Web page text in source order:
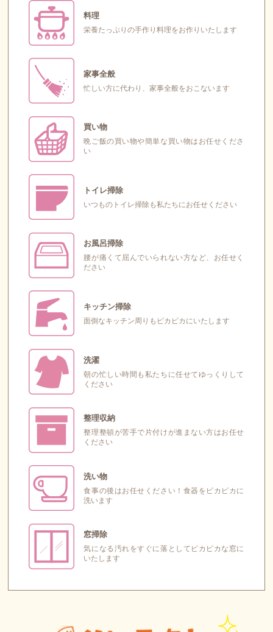
料理
栄養たっぷりの手作り料理をお作りいたします
家事全般
忙しい方に代わり、家事全般をおこないます
買い物
晩ご飯の買い物や簡単な買い物はお任せくださ
い
トイレ掃除
いつものトイレ掃除も私たちにお任せください
お風呂掃除
腰が痛くて屈んでいられない方など、お任せく
ださい
キッチン掃除
面倒なキッチン周りもピカピカにいたします
洗濯
朝の忙しい時間も私たちに任せてゆっくりして
ください
整理収納
整理整頓が苦手で片付けが進まない方はお任せ
ください
洗い物
食事の後はお任せください！食器をピカピカに
洗います
窓掃除
気になる汚れをすぐに落としてピカピカな窓に
いたします